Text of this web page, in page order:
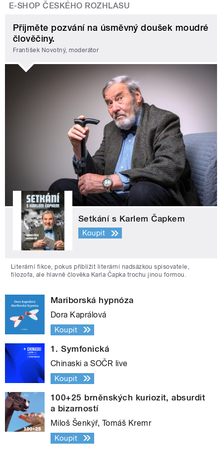
E-SHOP ČESKÉHO ROZHLASU
Přijměte pozvání na úsměvný doušek moudré
člověčiny.
František Novotný, moderátor
Setkání s Karlem Čapkem
Koupit
Literární fikce, pokus přiblížit literární nadsázkou spisovatele,
filozofa, ale hlavně člověka Karla Čapka trochu jinou formou.
Mariborská hypnóza
Dora Kaprálová
Koupit
1. Symfonická
Chinaski a SOČR live
Koupit
100+25 brněnských kuriozit, absurdit
a bizarností
Miloš Šenkýř, Tomáš Kremr
Koupit